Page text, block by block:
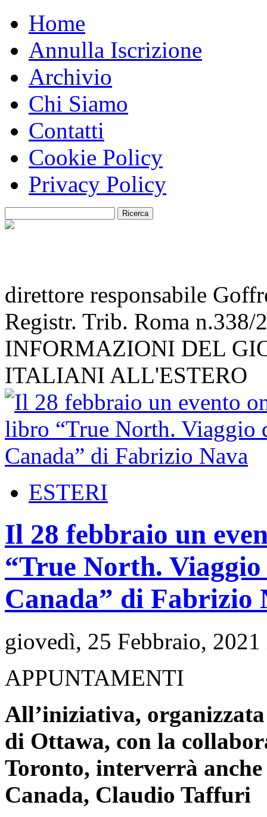
Home
Annulla Iscrizione
Archivio
Chi Siamo
Contatti
Cookie Policy
Privacy Policy
direttore responsabile
Registr. Trib. Roma n.338/
INFORMAZIONI DEL
ITALIANI ALL'ESTERO
ESTERI
Il 28 febbraio un
“True North.
Canada” di Fabrizio
giovedì, 25 Febbraio,
APPUNTAMENTI
All’iniziativa,
di Ottawa, con la
Toronto, interverrà
Canada, Claudio Taffuri